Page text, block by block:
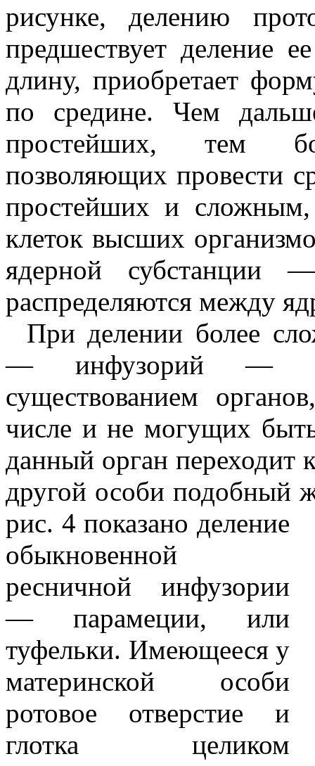
рисунке, делению
предшествует деление
длину, приобретает
по средине. Чем
простейших, тем
позволяющих провести
простейших и сложным,
клеток высших
ядерной субстанции
распределяются между
При делении более
— инфузорий —
существованием
числе и не могущих
данный орган переходит
другой особи подобный
рис. 4показано деление
обыкновенной
ресничной инфузории
— парамеции, или
туфельки. Имеющееся у
материнской особи
ротовое отверстие и
глотка целиком